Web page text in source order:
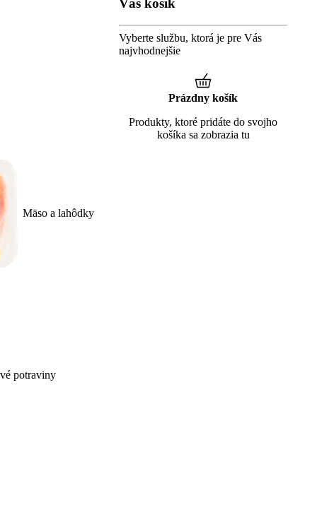
Mäso a lahôdky
potraviny
Váš košík
Vyberte službu, ktorá je pre Vás
najvhodnejšie
Prázdny košík
Produkty, ktoré pridáte do svojho
košíka sa zobrazia tu